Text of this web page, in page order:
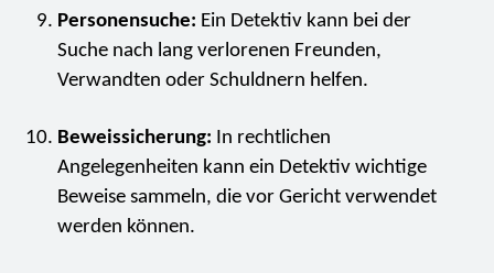
Personensuche: Ein Detektiv kann bei der
Suche nach lang verlorenen Freunden,
Verwandten oder Schuldnern helfen.
Beweissicherung: In rechtlichen
Angelegenheiten kann ein Detektiv wichtige
Beweise sammeln, die vor Gericht verwendet
werden können.